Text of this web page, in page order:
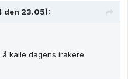
den 23.05):
kalle dagens irakere